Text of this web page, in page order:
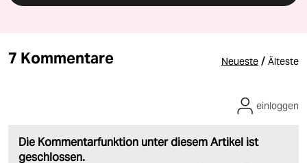
7 Kommentare Neueste / Älteste
Die Kommentarfunktion unter diesem Artikel ist
geschlossen.
einloggen